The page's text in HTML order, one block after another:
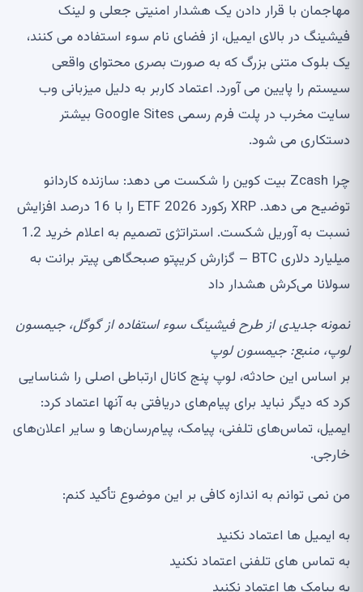
مهاجمان با قرار دادن یک هشدار امنیتی جعلی و لینک
فیشینگ در بالای ایمیل، از فضای نام سوء استفاده می کنند،
یک بلوک متنی بزرگ که به صورت بصری محتوای واقعی
سیستم را پایین می آورد. اعتماد کاربر به دلیل میزبانی وب
سایت مخرب در پلت فرم رسمی Google Sites بیشتر
دستکاری می شود.
چرا Zcash بیت کوین را شکست می دهد: سازنده کاردانو
توضیح می دهد. XRP رکورد ETF 2026 را با 16 درصد افزایش
نسبت به آوریل شکست. استراتژی تصمیم به اعلام خرید 1.2
میلیارد دلاری BTC – گزارش کریپتو صبحگاهی پیتر برانت به
سولانا می‌کرش هشدار داد
نمونه جدیدی از طرح فیشینگ سوء استفاده از گوگل، جیمسون
لوپ، منبع:جیمسون لوپ
بر اساس این حادثه، لوپ پنج کانال ارتباطی اصلی را شناسایی
کرد که دیگر نباید برای پیام‌های دریافتی به آنها اعتماد کرد:
ایمیل، تماس‌های تلفنی، پیامک، پیام‌رسان‌ها و سایر اعلان‌های
خارجی.
من نمی توانم به اندازه کافی بر این موضوع تأکید کنم:
به ایمیل ها اعتماد نکنید
به تماس های تلفنی اعتماد نکنید